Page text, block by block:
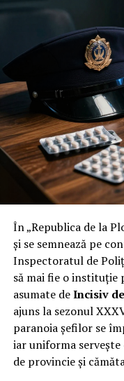
În „Republica de la
și se semnează pe
Inspectoratul de
să mai fie o
asumate deIncisiv
ajuns la sezonul
paranoia șefilor se
iar uniforma
de provincie și